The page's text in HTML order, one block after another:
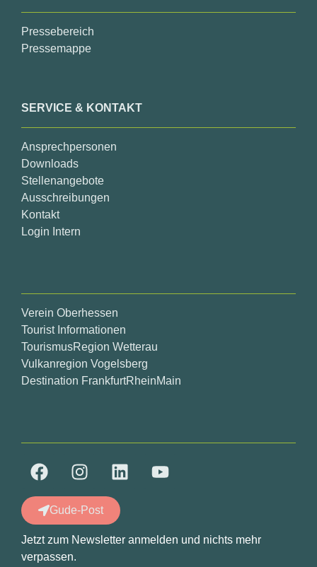
Pressebereich
Pressemappe
SERVICE & KONTAKT
Ansprechpersonen
Downloads
Stellenangebote
Ausschreibungen
Kontakt
Login Intern
Verein Oberhessen
Tourist Informationen
TourismusRegion Wetterau
Vulkanregion Vogelsberg
Destination FrankfurtRheinMain
Gude-Post
Jetzt zum Newsletter anmelden und nichts mehr
verpassen.